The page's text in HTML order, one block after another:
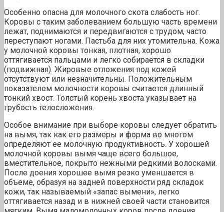
Особенно опасна для молочного скота слабость ног.
Коровы с таким заболеванием большую часть времени
лежат, поднимаются и передвигаются с трудом, часто
переступают ногами. Пастьба для них утомительна. Кожа
у молочной коровы тонкая, плотная, хорошо
оттягивается пальцами и легко собирается в складки
(подвижная). Жировые отложения под кожей
отсутствуют или незначительны. Положительным
показателем молочности коровы считается длинный
тонкий хвост. Толстый корень хвоста указывает на
грубость телосложения.
Особое внимание при выборе коровы следует обратить
на вымя, так как его размеры и форма во многом
определяют ее молочную продуктивность. У хорошей
молочной коровы вымя чаще всего большое,
вместительное, покрыто нежными редкими волосками.
После доения хорошее вымя резко уменшается в
объеме, образуя на задней поверхности ряд складок
кожи, так называемый «запас вымени», легко
оттягивается назад и в нижней своей части становится